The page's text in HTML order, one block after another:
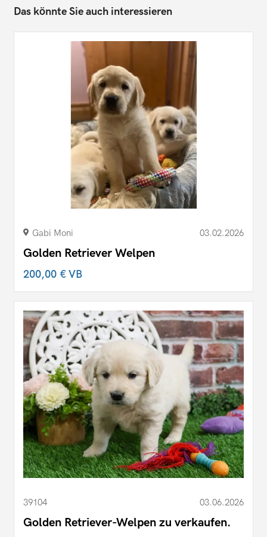
Das könnte Sie auch interessieren
Gabi Moni 03.02.2026
Golden Retriever Welpen
200,00 €VB
39104 03.06.2026
Golden Retriever-Welpen zu verkaufen.